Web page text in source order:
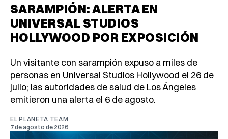
SARAMPIÓN: ALERTA EN
UNIVERSAL STUDIOS
HOLLYWOOD POR EXPOSICIÓN
Un visitante con sarampión expuso a miles de
personas en Universal Studios Hollywood el 26 de
julio; las autoridades de salud de Los Ángeles
emitieron una alerta el 6 de agosto.
EL PLANETA TEAM
7 de agosto de 2026